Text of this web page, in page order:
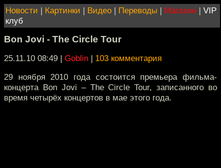
Новости | Картинки | Видео | Переводы | Магазин | VIP
клуб
Bon Jovi - The Circle Tour
25.11.10 08:49 | Goblin | 103 комментария
29 ноября 2010 года состоится премьера фильма-
концерта Bon Jovi – The Circle Tour, записанного во
время четырёх концертов в мае этого года.